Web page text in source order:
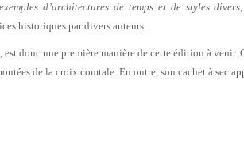
d’architectures de temps et de styles divers,
historiques par divers auteurs.
donc une première manière de cette édition à
de la croix comtale. En outre, son cachet à sec